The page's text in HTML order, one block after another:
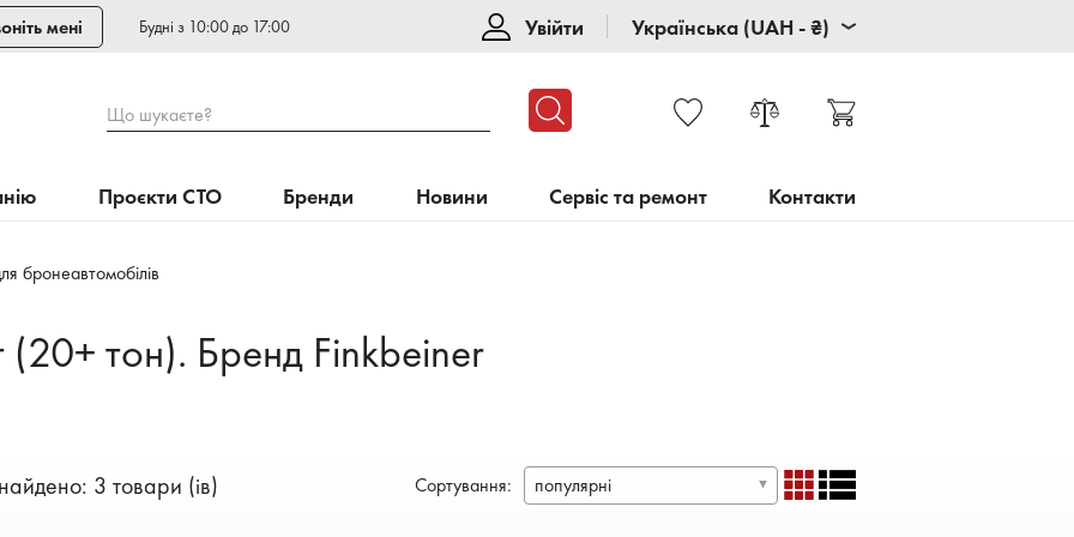
мені Будні з 10:00 до 17:00 Увійти Українська (UAH - ₴)
Що шукаєте?
Проєкти СТО Бренди Новини Сервіс та ремонт Контакти
бронеавтомобілів
тон). Бренд Finkbeiner
3 товари (ів) Сортування: популярні